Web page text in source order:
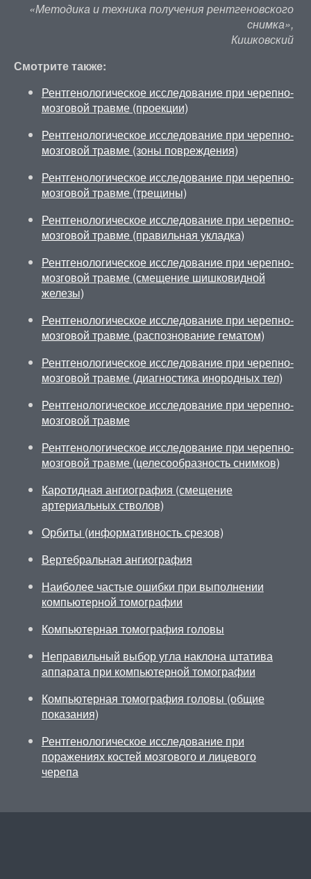
«Методика и техника получения рентгеновского
снимка»,
Кишковский
Смотрите также:
Рентгенологическое исследование при черепно-
мозговой травме (проекции)
Рентгенологическое исследование при черепно-
мозговой травме (зоны повреждения)
Рентгенологическое исследование при черепно-
мозговой травме (трещины)
Рентгенологическое исследование при черепно-
мозговой травме (правильная укладка)
Рентгенологическое исследование при черепно-
мозговой травме (смещение шишковидной
железы)
Рентгенологическое исследование при черепно-
мозговой травме (распознование гематом)
Рентгенологическое исследование при черепно-
мозговой травме (диагностика инородных тел)
Рентгенологическое исследование при черепно-
мозговой травме
Рентгенологическое исследование при черепно-
мозговой травме (целесообразность снимков)
Каротидная ангиография (смещение
артериальных стволов)
Орбиты (информативность срезов)
Вертебральная ангиография
Наиболее частые ошибки при выполнении
компьютерной томографии
Компьютерная томография головы
Неправильный выбор угла наклона штатива
аппарата при компьютерной томографии
Компьютерная томография головы (общие
показания)
Рентгенологическое исследование при
поражениях костей мозгового и лицевого
черепа